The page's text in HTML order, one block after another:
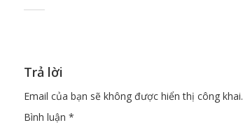
Trả lời
Email của bạn sẽ không được hiển thị công khai.
Bình luận *